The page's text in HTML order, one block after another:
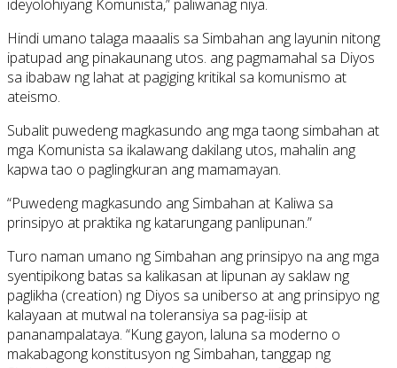
ideyolohiyang Komunista,” paliwanag niya.
Hindi umano talaga maaalis sa Simbahan ang layunin nitong
ipatupad ang pinakaunang utos. ang pagmamahal sa Diyos
sa ibabaw ng lahat at pagiging kritikal sa komunismo at
ateismo.
Subalit puwedeng magkasundo ang mga taong simbahan at
mga Komunista sa ikalawang dakilang utos, mahalin ang
kapwa tao o paglingkuran ang mamamayan.
“Puwedeng magkasundo ang Simbahan at Kaliwa sa
prinsipyo at praktika ng katarungang panlipunan.”
Turo naman umano ng Simbahan ang prinsipyo na ang mga
syentipikong batas sa kalikasan at lipunan ay saklaw ng
paglikha (creation) ng Diyos sa uniberso at ang prinsipyo ng
kalayaan at mutwal na toleransiya sa pag-iisip at
pananampalataya. “Kung gayon, laluna sa moderno o
makabagong konstitusyon ng Simbahan, tanggap ng